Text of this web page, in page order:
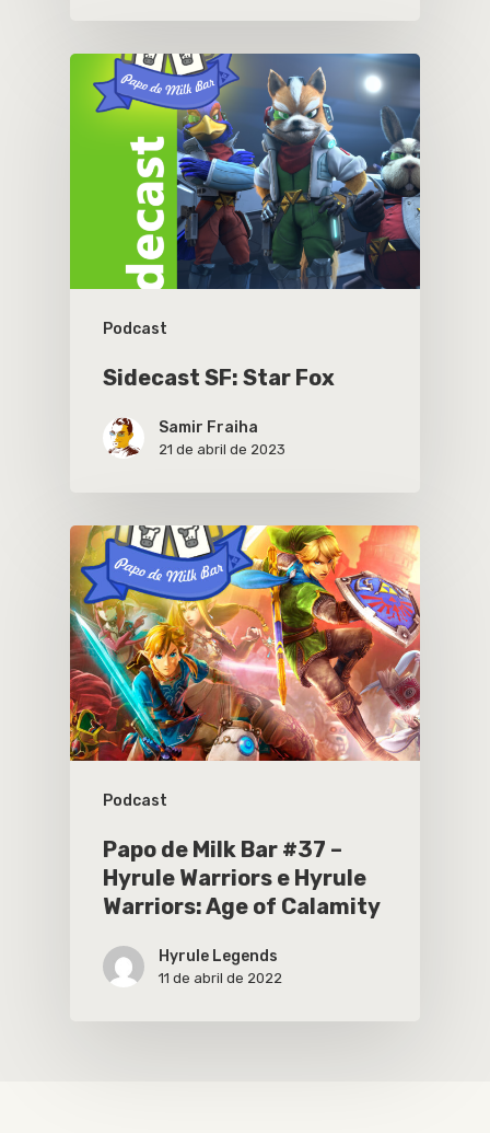
Podcast
Sidecast SF: Star Fox
Samir Fraiha
21 de abril de 2023
Podcast
Papo de Milk Bar #37 –
Hyrule Warriors e Hyrule
Warriors: Age of Calamity
Hyrule Legends
11 de abril de 2022